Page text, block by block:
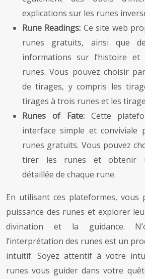
explications sur les runes
Rune Readings: Ce site web
runes gratuits, ainsi que
informations sur l’histoire et
runes. Vous pouvez choisir
de tirages, y compris les
tirages à trois runes et les
Runes of Fate: Cette
interface simple et conviviale
runes gratuits. Vous pouvez
tirer les runes et obtenir
détaillée de chaque rune.
En utilisant ces plateformes, vous
puissance des runes et explorer
divination et la guidance.
l’interprétation des runes est un
intuitif. Soyez attentif à votre
runes vous guider dans votre